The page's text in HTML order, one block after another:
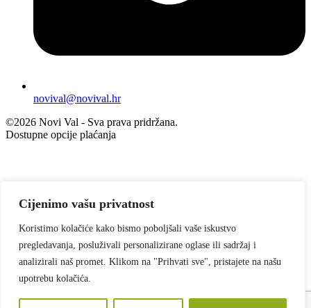
Cijenimo vašu privatnost
Koristimo kolačiće kako bismo poboljšali vaše iskustvo
pregledavanja, posluživali personalizirane oglase ili sadržaj i
analizirali naš promet. Klikom na "Prihvati sve", pristajete na našu
upotrebu kolačića.
novival@novival.hr
©2026 Novi Val - Sva prava pridržana.
Dostupne opcije plaćanja
Pretražite proizvode iz naše trgovine
Unesite ključne riječi